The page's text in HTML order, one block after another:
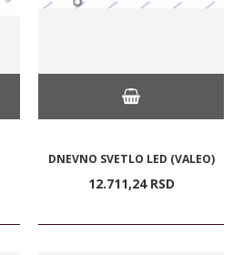
DNEVNO SVETLO LED (VALEO)
12.711,24 RSD